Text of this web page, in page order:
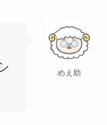
めえ助